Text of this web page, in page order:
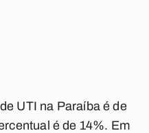
UTI na Paraíba é de
é de 14%. Em